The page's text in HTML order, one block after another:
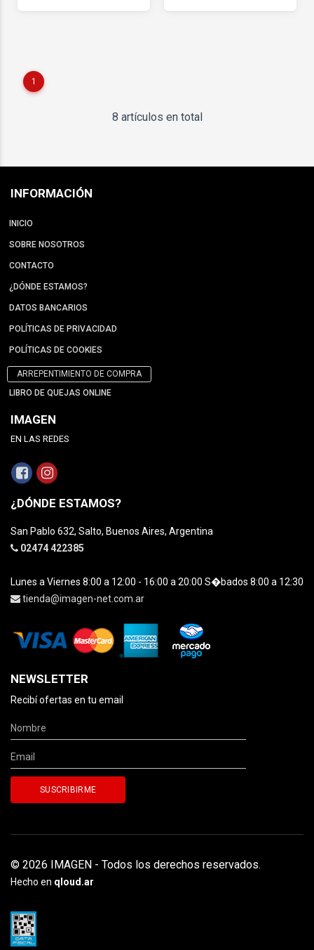
1
8 artículos en total
INFORMACIÓN
INICIO
SOBRE NOSOTROS
CONTACTO
¿DÓNDE ESTAMOS?
DATOS BANCARIOS
POLÍTICAS DE PRIVACIDAD
POLÍTICAS DE COOKIES
ARREPENTIMIENTO DE COMPRA
LIBRO DE QUEJAS ONLINE
IMAGEN
EN LAS REDES
¿DÓNDE ESTAMOS?
San Pablo 632, Salto, Buenos Aires, Argentina
02474 422385
Lunes a Viernes 8:00 a 12:00 - 16:00 a 20:00 S�bados 8:00 a 12:30
tienda@imagen-net.com.ar
NEWSLETTER
Recibí ofertas en tu email
© 2026 IMAGEN - Todos los derechos reservados.
Hecho en qloud.ar